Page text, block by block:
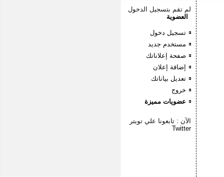
لم تقم بتسجيل الدخول
العضوية
تسجيل دخول
مستخدم جديد
صفحة إعلاناتك
إضافة إعلان
تعديل بياناتك
خروج
عضويات مميزة
الآن : تابعونا علي تويتر
Twitter